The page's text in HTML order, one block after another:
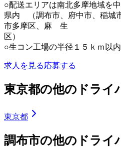
○配送エリアは南北多摩地域を
県内 （調布市、府中市、稲城
市多摩区、麻 生
区
○生コン工場の半径１５ｋｍ
求人を見る応募する
東京都の他のドライ
東京都
調布市の他のドライ